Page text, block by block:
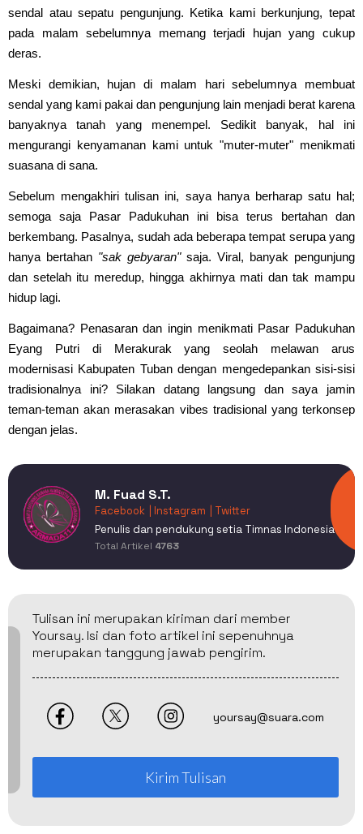
sendal atau sepatu pengunjung. Ketika kami berkunjung, tepat
pada malam sebelumnya memang terjadi hujan yang cukup
deras.
Meski demikian, hujan di malam hari sebelumnya membuat
sendal yang kami pakai dan pengunjung lain menjadi berat karena
banyaknya tanah yang menempel. Sedikit banyak, hal ini
mengurangi kenyamanan kami untuk "muter-muter" menikmati
suasana di sana.
Sebelum mengakhiri tulisan ini, saya hanya berharap satu hal;
semoga saja Pasar Padukuhan ini bisa terus bertahan dan
berkembang. Pasalnya, sudah ada beberapa tempat serupa yang
hanya bertahan "sak gebyaran"saja. Viral, banyak pengunjung
dan setelah itu meredup, hingga akhirnya mati dan tak mampu
hidup lagi.
Bagaimana? Penasaran dan ingin menikmati Pasar Padukuhan
Eyang Putri di Merakurak yang seolah melawan arus
modernisasi Kabupaten Tuban dengan mengedepankan sisi-sisi
tradisionalnya ini? Silakan datang langsung dan saya jamin
teman-teman akan merasakan vibes tradisional yang terkonsep
dengan jelas.
M. Fuad S.T.
Facebook | Instagram
| Twitter
Penulis dan pendukung setia Timnas Indonesia
Total Artikel 4763
Tulisan ini merupakan kiriman dari member
Yoursay. Isi dan foto artikel ini sepenuhnya
merupakan tanggung jawab pengirim.
yoursay@suara.com
Kirim Tulisan